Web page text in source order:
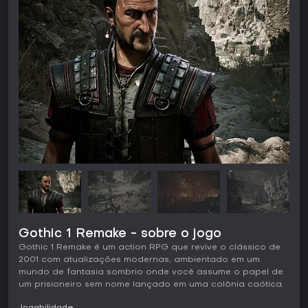
Gothic 1 Remake - sobre o jogo
Gothic 1 Remake é um action RPG que revive o clássico de
2001 com atualizações modernas, ambientado em um
mundo de fantasia sombrio onde você assume o papel de
um prisioneiro sem nome lançado em uma colônia caótica.